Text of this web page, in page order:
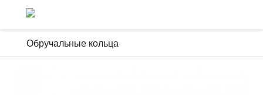
Обручальные кольца